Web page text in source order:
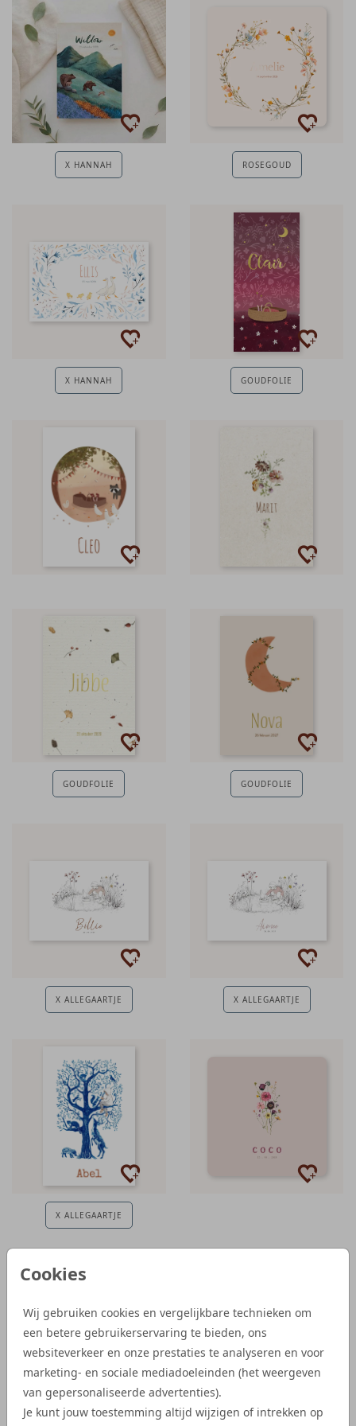
Cookies
Wij gebruiken cookies en vergelijkbare technieken om
een betere gebruikerservaring te bieden, ons
websiteverkeer en onze prestaties te analyseren en voor
marketing- en sociale mediadoeleinden (het weergeven
van gepersonaliseerde advertenties).
Je kunt jouw toestemming altijd wijzigen of intrekken op
X HANNAH ROSEGOUD
X HANNAH GOUDFOLIE
GOUDFOLIE GOUDFOLIE
X ALLEGAARTJE X ALLEGAARTJE
X ALLEGAARTJE